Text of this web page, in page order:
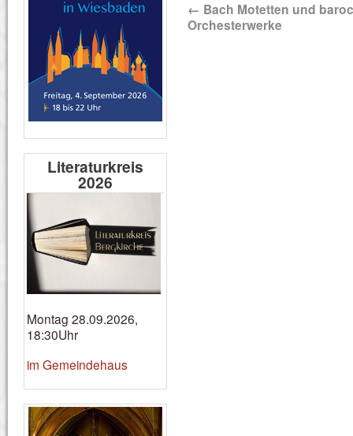
← Bach Motetten und
Orchesterwerke
Literaturkreis
2026
Montag 28.09.2026,
18:30Uhr
im Gemeindehaus